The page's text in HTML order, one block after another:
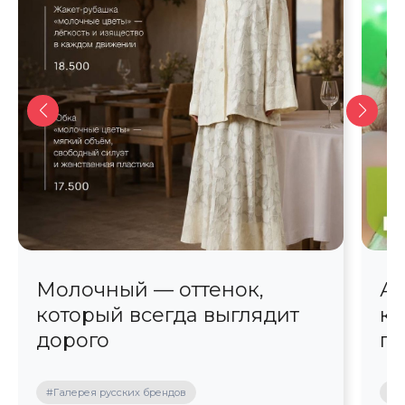
Молочный — оттенок,
который всегда выглядит
дорого
#Галерея русских брендов